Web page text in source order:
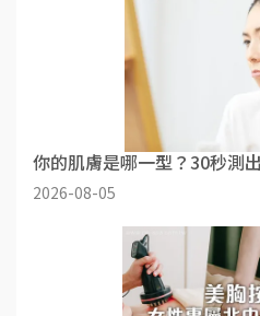
你的肌膚是哪一型？30秒測
2026-08-05